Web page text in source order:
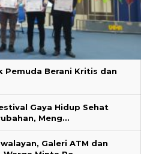
Pemuda Berani Kritis dan
Gaya Hidup Sehat
Meng…
Galeri ATM dan